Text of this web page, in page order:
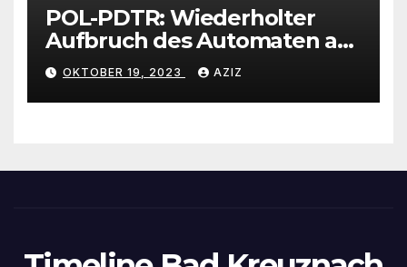
POL-PDTR: Wiederholter
Aufbruch des Automaten am
Wohnmobilstellplatz in
Hermeskeil am Labachweg
OKTOBER 19, 2023 AZIZ